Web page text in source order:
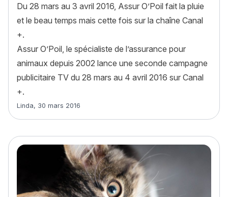
Du 28 mars au 3 avril 2016, Assur O’Poil fait la pluie
et le beau temps mais cette fois sur la chaîne Canal
+.
Assur O’Poil, le spécialiste de l’assurance pour
animaux depuis 2002 lance une seconde campagne
publicitaire TV du 28 mars au 4 avril 2016 sur Canal
+.
Article rédigé par
Linda, 30 mars 2016